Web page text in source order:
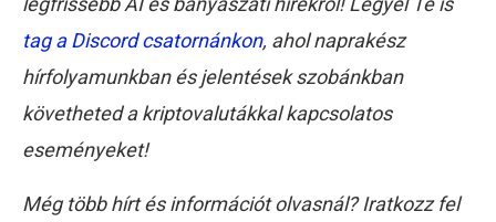
tag a Discord csatornánkon, ahol naprakész
hírfolyamunkban és jelentések szobánkban
követheted a kriptovalutákkal kapcsolatos
eseményeket!
Még több hírt és információt olvasnál? Iratkozz fel